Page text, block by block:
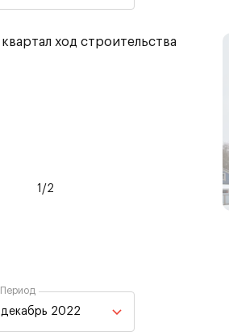
1 /2
Период
декабрь 2022